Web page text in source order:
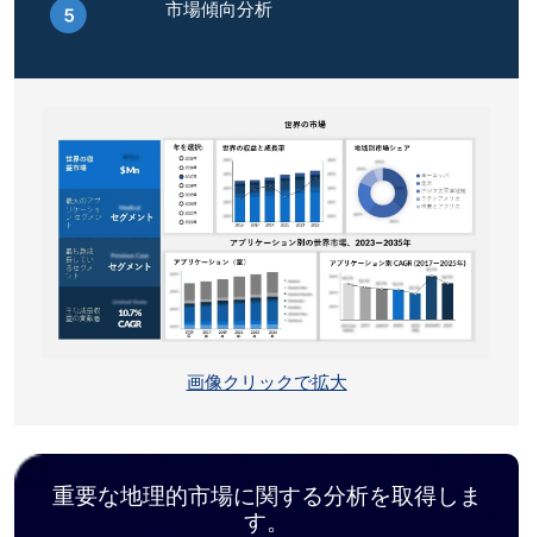
市場傾向分析
画像クリックで拡大
重要な地理的市場に関する分析を取得しま
す。